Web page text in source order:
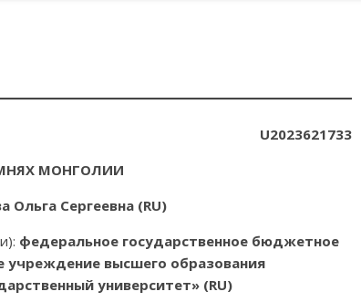
U2023621733
МОНГОЛИИ
Ольга Сергеевна (RU)
федеральное государственное бюджетное
учреждение высшего образования
университет» (RU)